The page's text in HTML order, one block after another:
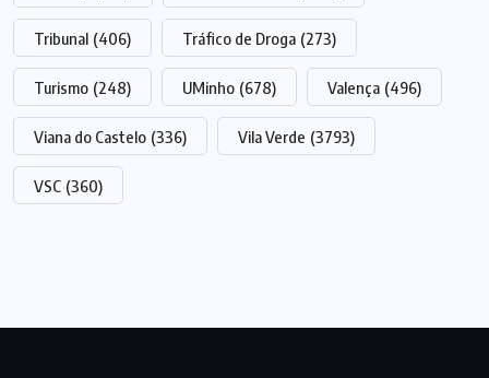
Tribunal (406) Tráfico de Droga (273)
Turismo (248) UMinho (678) Valença (496)
Viana do Castelo (336) Vila Verde (3793)
VSC (360)